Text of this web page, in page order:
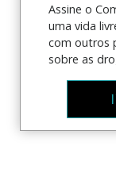
Assine o
uma vida
com outros
sobre as